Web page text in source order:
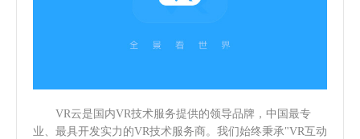
VR云是国内VR技术服务提供的领导品牌，中国最专
业、最具开发实力的VR技术服务商。我们始终秉承"VR互动